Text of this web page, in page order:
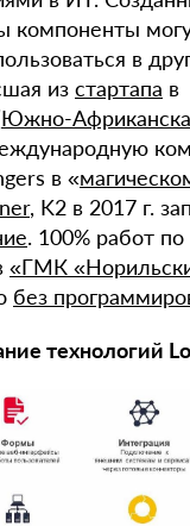
компоненты
в
из стартапа в
Южно-
в «
, K2 в 2017 г.
. 100% работ по
«ГМК
без
технологий